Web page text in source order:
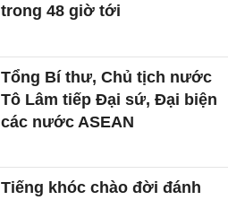
trong 48 giờ tới
Tổng Bí thư, Chủ tịch nước
Tô Lâm tiếp Đại sứ, Đại biện
các nước ASEAN
Tiếng khóc chào đời đánh